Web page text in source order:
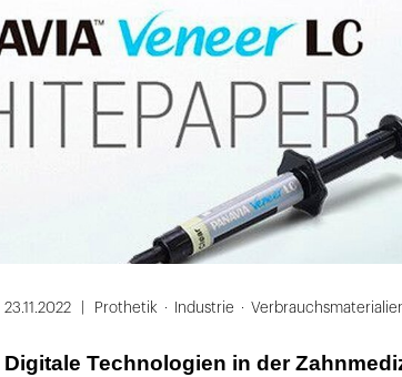
23.11.2022 Prothetik Industrie
Digitale Technologien in der